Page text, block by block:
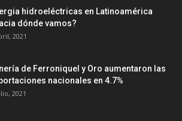
hidroeléctricas en Latinoamérica
dónde vamos?
2021
de Ferroniquel y Oro aumentaron las
nacionales en 4.7%
2021